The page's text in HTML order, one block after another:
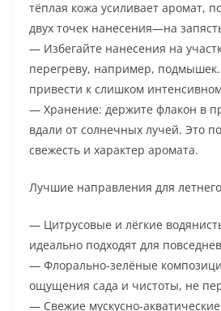
тёплая кожа усиливает аромат,
двух точек нанесения—на
— Избегайте нанесения на
перегреву, например,
привести к слишком
— Хранение: держите флакон в
вдали от солнечных лучей. Это
свежесть и характер аромата.
Лучшие направления для
— Цитрусовые и лёгкие
идеально подходят для
— Флорально-зелёные
ощущения сада и чистоты, не
— Свежие мускусно-